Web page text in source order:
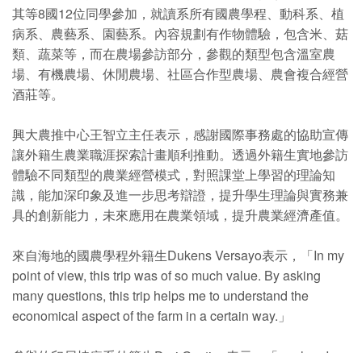
其等8國12位同學參加，就讀系所有國農學程、動科系、植
病系、農藝系、園藝系。內容規劃有作物體驗，包含米、菇
類、蔬菜等，而在農場參訪部分，參觀的類型包含溫室農
場、有機農場、休閒農場、社區合作型農場、農會複合經營
酒莊等。
興大農推中心王智立主任表示，感謝國際事務處的協助宣傳
讓外籍生農業職涯探索計畫順利推動。透過外籍生實地參訪
體驗不同類型的農業經營模式，對照課堂上學習的理論知
識，能加深印象及進一步思考辯證，提升學生理論與實務兼
具的創新能力，未來應用在農業領域，提升農業經濟產值。
來自海地的國農學程外籍生Dukens Versayo表示，「In my
point of view, this trip was of so much value. By asking
many questions, this trip helps me to understand the
economical aspect of the farm in a certain way.」